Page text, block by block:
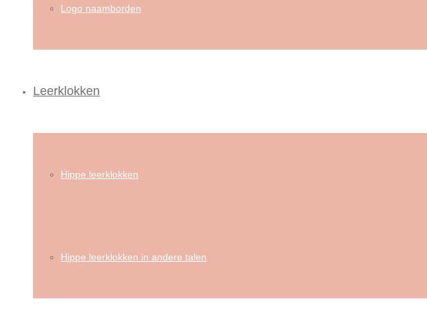
Logo naamborden
Leerklokken
Hippe leerklokken
Hippe leerklokken in andere talen